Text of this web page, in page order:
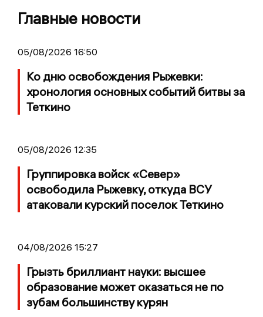
Главные новости
05/08/2026 16:50
Ко дню освобождения Рыжевки:
хронология основных событий битвы за
Теткино
05/08/2026 12:35
Группировка войск «Север»
освободила Рыжевку, откуда ВСУ
атаковали курский поселок Теткино
04/08/2026 15:27
Грызть бриллиант науки: высшее
образование может оказаться не по
зубам большинству курян